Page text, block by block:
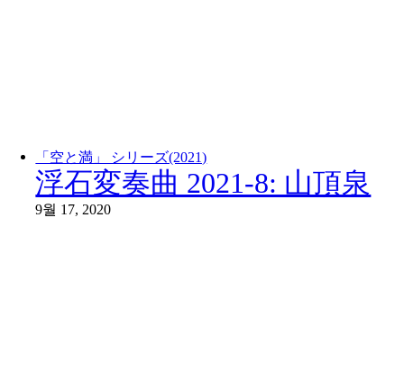
「空と満」 シリーズ(2021)
浮石変奏曲 2021-8: 山頂泉
9월 17, 2020